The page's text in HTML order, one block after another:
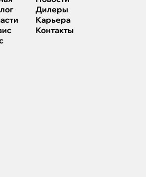
Дилеры
Карьера
Контакты